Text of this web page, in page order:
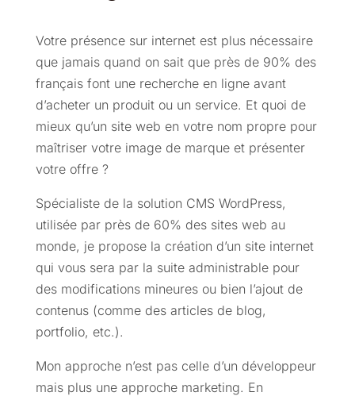
Votre présence sur internet est plus nécessaire
que jamais quand on sait que près de 90% des
français font une recherche en ligne avant
d’acheter un produit ou un service. Et quoi de
mieux qu’un site web en votre nom propre pour
maîtriser votre image de marque et présenter
votre offre ?
Spécialiste de la solution CMS WordPress,
utilisée par près de 60% des sites web au
monde, je propose la création d’un site internet
qui vous sera par la suite administrable pour
des modifications mineures ou bien l’ajout de
contenus (comme des articles de blog,
portfolio, etc.).
Mon approche n’est pas celle d’un développeur
mais plus une approche marketing. En